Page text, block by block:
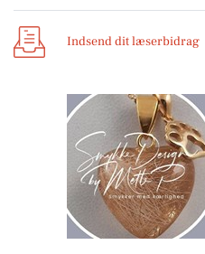
Indsend dit læserbidrag